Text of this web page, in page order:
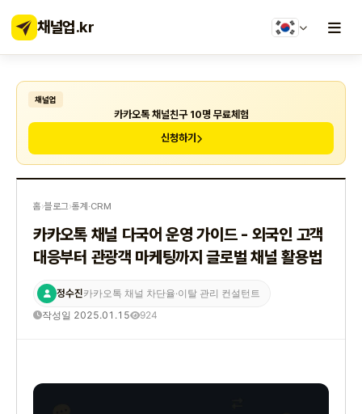
채널업.kr
채널업
카카오톡 채널친구 10명 무료체험
신청하기
홈›블로그›통계·CRM
카카오톡 채널 다국어 운영 가이드 - 외국인 고객
대응부터 관광객 마케팅까지 글로벌 채널 활용법
정수진카카오톡 채널 차단율·이탈 관리 컨설턴트
작성일 2025.01.15 924